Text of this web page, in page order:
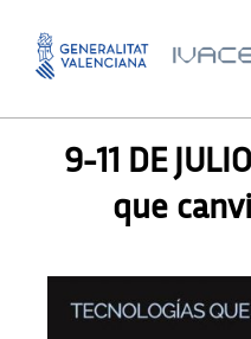
SIN
9-11 DE
que